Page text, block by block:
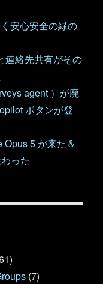
安心安全の緑の
連絡先共有がその
agent ）が廃
ボタンが登
5 が来た＆
った
(7)